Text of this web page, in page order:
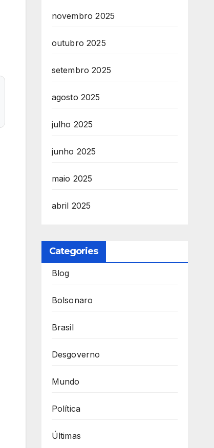
novembro 2025
outubro 2025
setembro 2025
agosto 2025
julho 2025
junho 2025
maio 2025
abril 2025
Categories
Blog
Bolsonaro
Brasil
Desgoverno
Mundo
Política
Últimas